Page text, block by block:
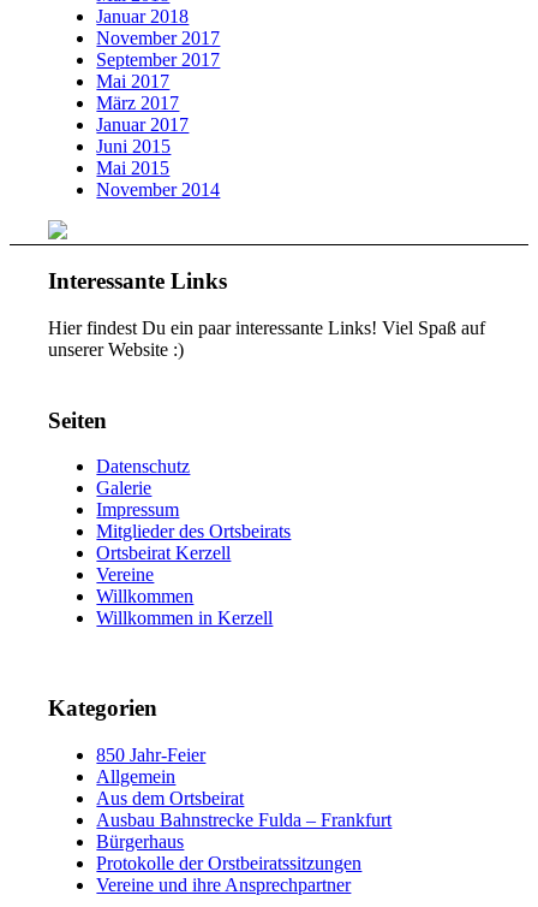
Januar 2018
November 2017
September 2017
Mai 2017
März 2017
Januar 2017
Juni 2015
Mai 2015
November 2014
Interessante Links
Hier findest Du ein paar interessante Links! Viel Spaß auf
unserer Website :)
Seiten
Datenschutz
Galerie
Impressum
Mitglieder des Ortsbeirats
Ortsbeirat Kerzell
Vereine
Willkommen
Willkommen in Kerzell
Kategorien
850 Jahr-Feier
Allgemein
Aus dem Ortsbeirat
Ausbau Bahnstrecke Fulda – Frankfurt
Bürgerhaus
Protokolle der Orstbeiratssitzungen
Vereine und ihre Ansprechpartner